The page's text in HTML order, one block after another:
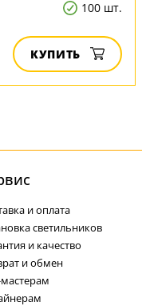
100 шт.
КУПИТЬ
и оплата
светильников
и качество
и обмен